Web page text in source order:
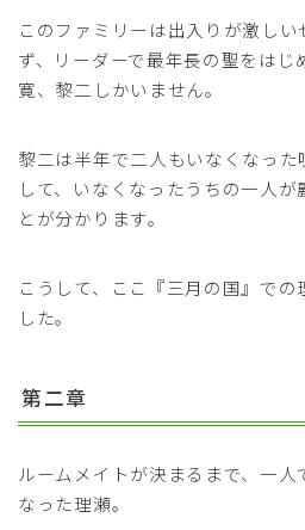
このファミリーは出入りが激し
ず、リーダーで最年長の聖をはじ
寛、黎二しかいません。
黎二は半年で二人もいなくなった
して、いなくなったうちの一人
とが分かります。
こうして、ここ『三月の国』で
した。
第二章
ルームメイトが決まるまで、一
なった理瀬。